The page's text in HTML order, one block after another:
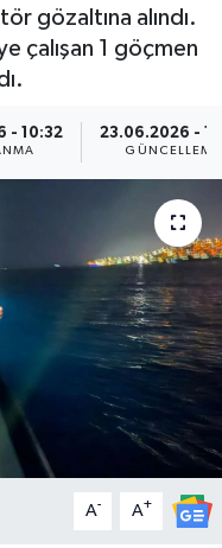
gözaltına alındı.
çalışan 1 göçmen
- 10:32 23.06.2026 -
GÜNCELLEME
A- A+